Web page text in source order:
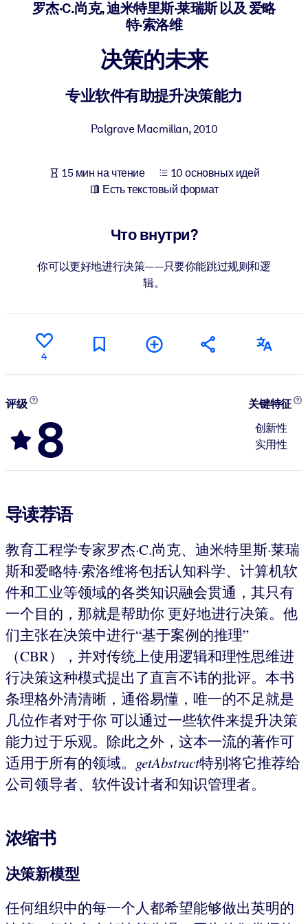
Интегрируйте краткие проверенные знания в вашу LMS/LXP для
лучших результатов обучения.
Для корпоративных библиотек
Для ИИ-систем
результатов ваших ИИ-систем.
罗杰·C.尚克, 迪米特里斯·莱瑞斯 以及 爱略
特·索洛维
决策的未来
专业软件有助提升决策能力
Palgrave Macmillan,2010
15 мин на чтение
10 основных идей
Есть текстовый формат
Что внутри?
你可以更好地进行决策——只要你能跳过规则和逻
辑。
4
评级
8
关键特征
创新性
实用性
导读荐语
教育工程学专家罗杰·C.尚克、迪米特里斯·莱瑞
斯和爱略特·索洛维将包括认知科学、计算机软
件和工业等领域的各类知识融会贯通，其只有
一个目的，那就是帮助你 更好地进行决策。他
们主张在决策中进行“基于案例的推理”
（CBR），并对传统上使用逻辑和理性思维进
行决策这种模式提出了直言不讳的批评。本书
条理格外清清晰，通俗易懂，唯一的不足就是
几位作者对于你 可以通过一些软件来提升决策
能力过于乐观。除此之外，这本一流的著作可
适用于所有的领域。 getAbstract特别将它推荐给
公司领导者、软件设计者和知识管理者。
浓缩书
决策新模型
任何组织中的每一个人都希望能够做出英明的